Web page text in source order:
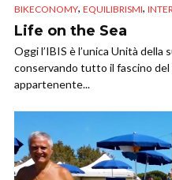
BIKECONOMY, EQUILIBRISMI,
Life on the Sea
Oggi l’IBIS è l’unica Unità della
conservando tutto il fascino
appartenente...